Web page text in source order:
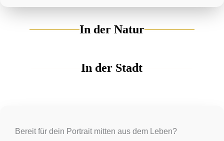
In der Natur
In der Stadt
Bereit für dein Portrait mitten aus dem Leben?